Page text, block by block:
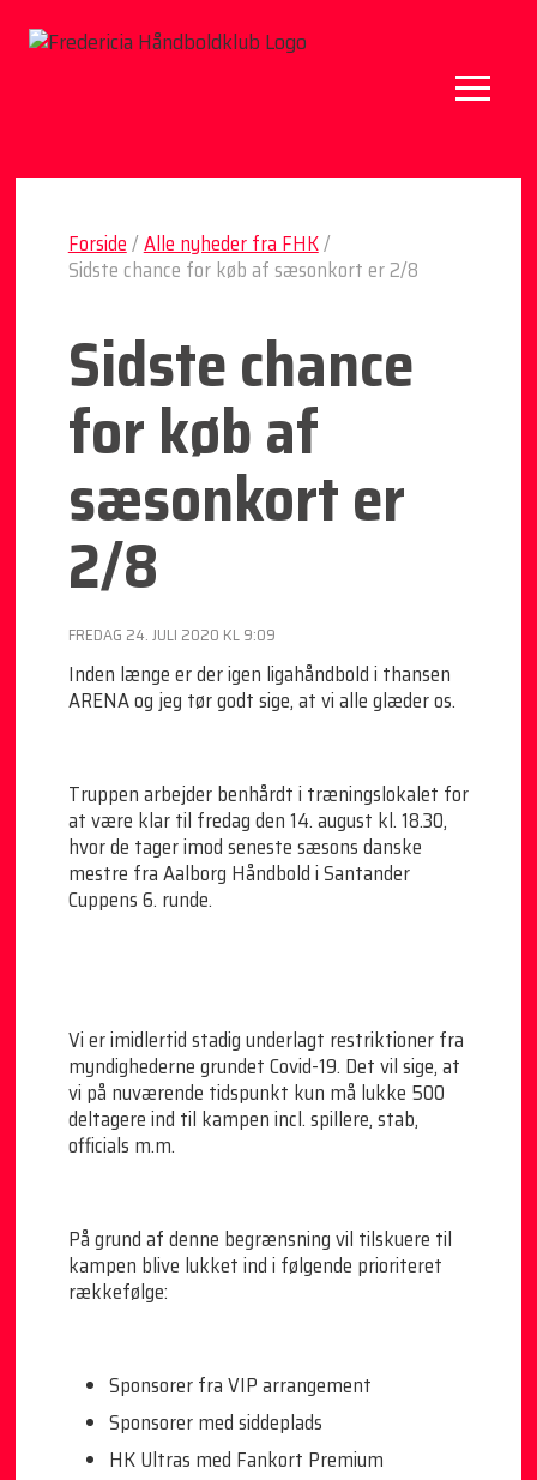
Forside/Alle nyheder fra FHK/
Sidste chance for køb af sæsonkort er 2/8
Sidste chance
for køb af
sæsonkort er
2/8
FREDAG 24. JULI 2020 KL 9:09
Inden længe er der igen ligahåndbold i thansen
ARENA og jeg tør godt sige, at vi alle glæder os.
Truppen arbejder benhårdt i træningslokalet for
at være klar til fredag den 14. august kl. 18.30,
hvor de tager imod seneste sæsons danske
mestre fra Aalborg Håndbold i Santander
Cuppens 6. runde.
Vi er imidlertid stadig underlagt restriktioner fra
myndighederne grundet Covid-19. Det vil sige, at
vi på nuværende tidspunkt kun må lukke 500
deltagere ind til kampen incl. spillere, stab,
officials m.m.
På grund af denne begrænsning vil tilskuere til
kampen blive lukket ind i følgende prioriteret
rækkefølge:
Sponsorer fra VIP arrangement
Sponsorer med siddeplads
HK Ultras med Fankort Premium